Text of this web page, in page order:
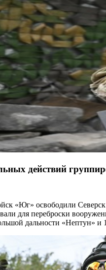
действий
«Юг» освободили
для переброски
дальности «Нептун»